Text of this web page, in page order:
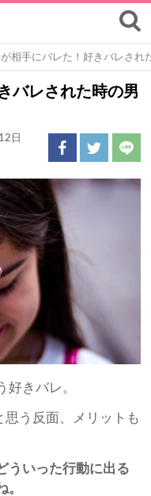
が相手にバレた！好きバレさ
バレされた時の男
日
好きバレ。
う反面、メリットも
ういった行動に出る
。